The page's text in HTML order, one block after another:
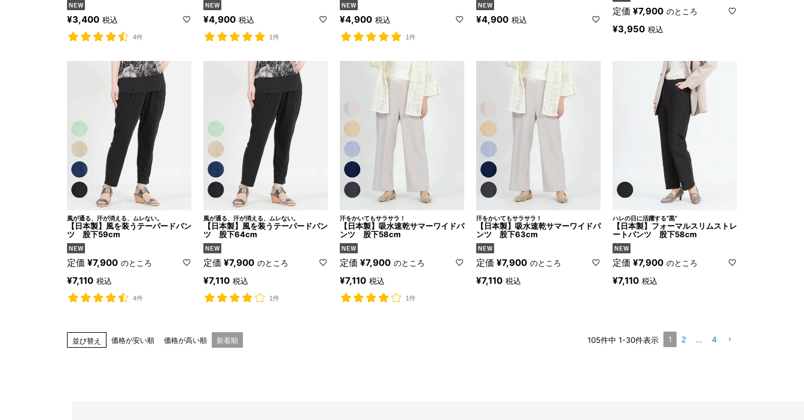
¥3,400 税込
4件
¥4,900 税込
1件
¥4,900 税込
1件
¥4,900 税込
定価 ¥7,900 のところ
¥3,950 税込
風が通る、汗が消える、ムレない。
【日本製】風を装うテーパードパン
ツ 股下59cm
定価 ¥7,900 のところ
¥7,110 税込
4件
風が通る、汗が消える、ムレない。
【日本製】風を装うテーパードパン
ツ 股下64cm
定価 ¥7,900 のところ
¥7,110 税込
1件
汗をかいてもサラサラ！
【日本製】吸水速乾サマーワイドパ
ンツ 股下58cm
定価 ¥7,900 のところ
¥7,110 税込
1件
汗をかいてもサラサラ！
【日本製】吸水速乾サマーワイドパ
ンツ 股下63cm
定価 ¥7,900 のところ
¥7,110 税込
ハレの日に活躍する“黒”
【日本製】フォーマルスリムストレ
ートパンツ 股下58cm
定価 ¥7,900 のところ
¥7,110 税込
並び替え 価格が安い順 価格が高い順 新着順 105件中 1-30件表示 1 2 … 4